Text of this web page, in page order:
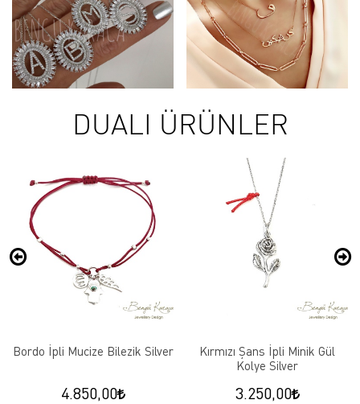
DUALI ÜRÜNLER
Bordo İpli Mucize Bilezik Silver
4.850,00
Kırmızı Şans İpli Minik Gül
Kolye Silver
3.250,00